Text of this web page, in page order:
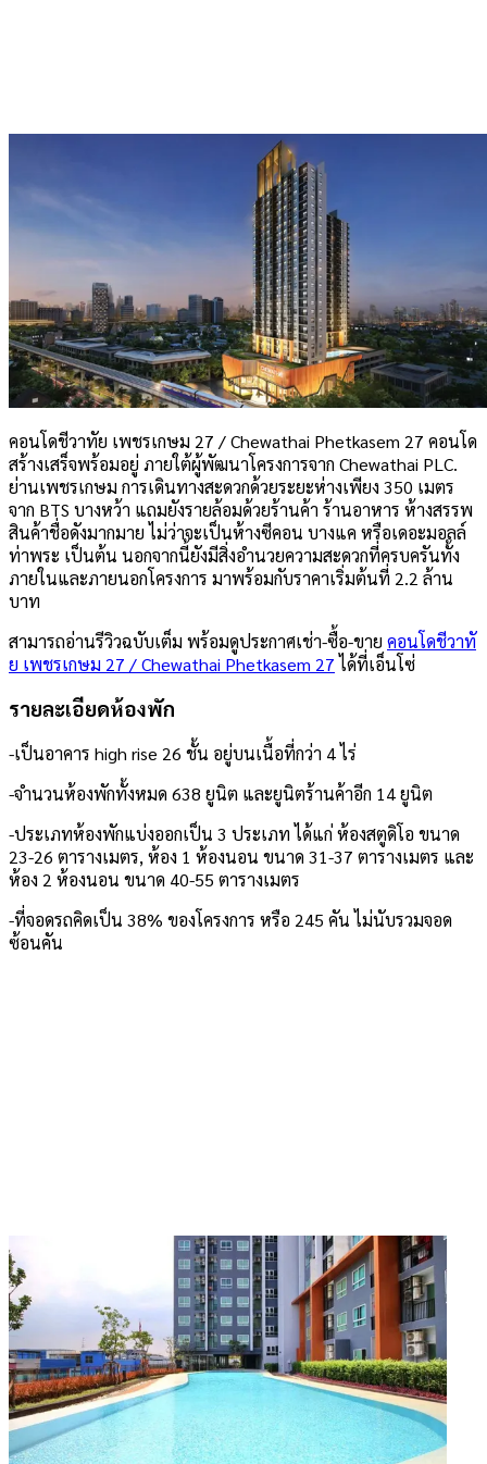
คอนโดชีวาทัย เพชรเกษม 27 / Chewathai Phetkasem 27 คอนโด
สร้างเสร็จพร้อมอยู่ ภายใต้ผู้พัฒนาโครงการจาก Chewathai PLC.
ย่านเพชรเกษม การเดินทางสะดวกด้วยระยะห่างเพียง 350 เมตร
จาก BTS บางหว้า แถมยังรายล้อมด้วยร้านค้า ร้านอาหาร ห้างสรรพ
สินค้าชื่อดังมากมาย ไม่ว่าจะเป็นห้างซีคอน บางแค หรือเดอะมอลล์
ท่าพระ เป็นต้น นอกจากนี้ยังมีสิ่งอำนวยความสะดวกที่ครบครันทั้ง
ภายในและภายนอกโครงการ มาพร้อมกับราคาเริ่มต้นที่ 2.2 ล้าน
บาท
สามารถอ่านรีวิวฉบับเต็ม พร้อมดูประกาศเช่า-ซื้อ-ขาย คอนโดชีวาทั
ย เพชรเกษม 27 / Chewathai Phetkasem 27ได้ที่เอ็นโซ่
รายละเอียดห้องพัก
-เป็นอาคาร high rise 26 ชั้น อยู่บนเนื้อที่กว่า 4 ไร่
-จำนวนห้องพักทั้งหมด 638 ยูนิต และยูนิตร้านค้าอีก 14 ยูนิต
-ประเภทห้องพักแบ่งออกเป็น 3 ประเภท ได้แก่ ห้องสตูดิโอ ขนาด
23-26 ตารางเมตร, ห้อง 1 ห้องนอน ขนาด 31-37 ตารางเมตร และ
ห้อง 2 ห้องนอน ขนาด 40-55 ตารางเมตร
-ที่จอดรถคิดเป็น 38% ของโครงการ หรือ 245 คัน ไม่นับรวมจอด
ซ้อนคัน